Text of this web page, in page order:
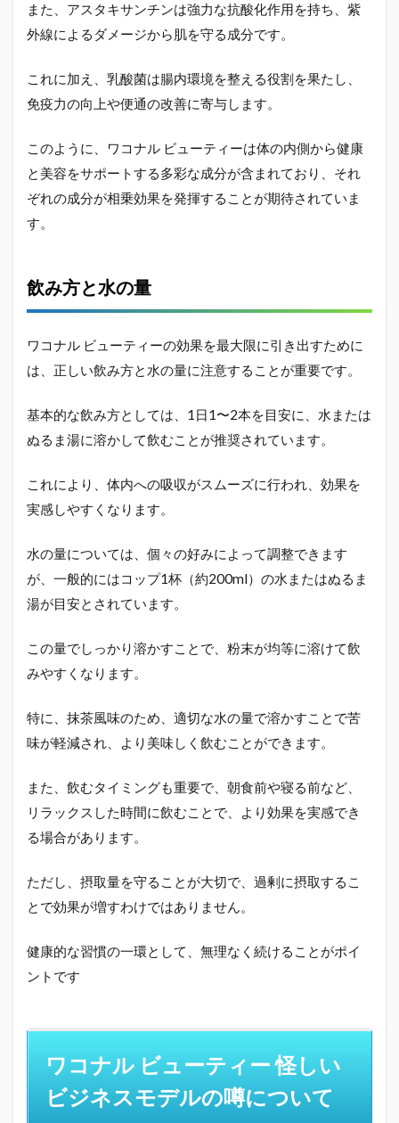
また、アスタキサンチンは強力な抗酸化作用を持ち、紫
外線によるダメージから肌を守る成分です。
これに加え、乳酸菌は腸内環境を整える役割を果たし、
免疫力の向上や便通の改善に寄与します。
このように、ワコナル ビューティーは体の内側から健康
と美容をサポートする多彩な成分が含まれており、それ
ぞれの成分が相乗効果を発揮することが期待されていま
す。
飲み方と水の量
ワコナル ビューティーの効果を最大限に引き出すために
は、正しい飲み方と水の量に注意することが重要です。
基本的な飲み方としては、1日1〜2本を目安に、水または
ぬるま湯に溶かして飲むことが推奨されています。
これにより、体内への吸収がスムーズに行われ、効果を
実感しやすくなります。
水の量については、個々の好みによって調整できます
が、一般的にはコップ1杯（約200ml）の水またはぬるま
湯が目安とされています。
この量でしっかり溶かすことで、粉末が均等に溶けて飲
みやすくなります。
特に、抹茶風味のため、適切な水の量で溶かすことで苦
味が軽減され、より美味しく飲むことができます。
また、飲むタイミングも重要で、朝食前や寝る前など、
リラックスした時間に飲むことで、より効果を実感でき
る場合があります。
ただし、摂取量を守ることが大切で、過剰に摂取するこ
とで効果が増すわけではありません。
健康的な習慣の一環として、無理なく続けることがポイ
ントです
ワコナル ビューティー 怪しい
ビジネスモデルの噂について